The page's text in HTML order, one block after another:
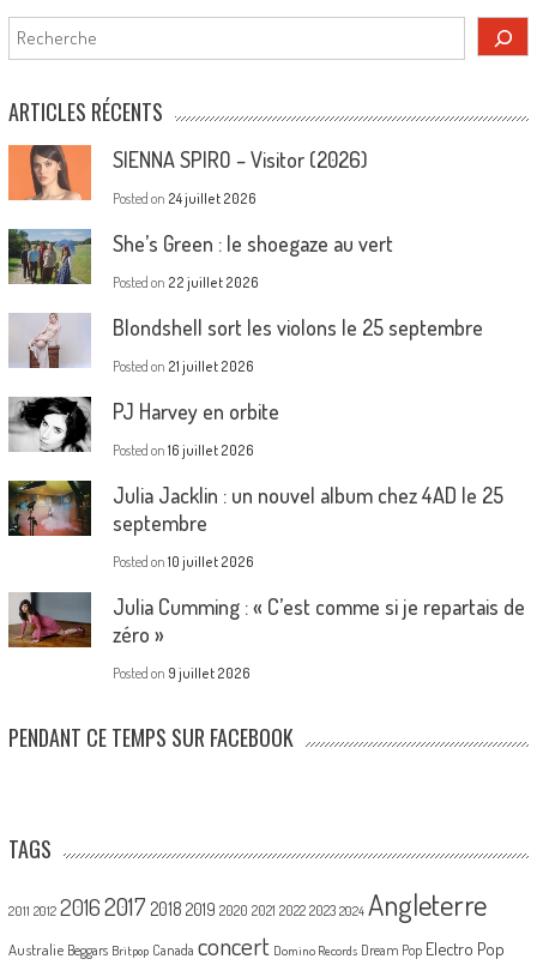
Rechercher
ARTICLES RÉCENTS
SIENNA SPIRO – Visitor (2026)
Posted on 24 juillet 2026
She’s Green : le shoegaze au vert
Posted on 22 juillet 2026
Blondshell sort les violons le 25 septembre
Posted on 21 juillet 2026
PJ Harvey en orbite
Posted on 16 juillet 2026
Julia Jacklin : un nouvel album chez 4AD le 25
septembre
Posted on 10 juillet 2026
Julia Cumming : « C’est comme si je repartais de
zéro »
Posted on 9 juillet 2026
PENDANT CE TEMPS SUR FACEBOOK
TAGS
2011 2012 20162017 2018 2019 2020 2021 2022 2023 2024 Angleterre
Australie Beggars Britpop Canada concert Domino Records Dream Pop Electro Pop